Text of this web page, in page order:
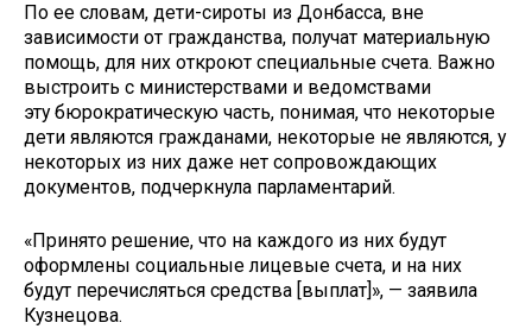
По ее словам, дети-сироты из Донбасса, вне
зависимости от гражданства, получат материальную
помощь, для них откроют специальные счета. Важно
выстроить с министерствами и ведомствами
эту бюрократическую часть, понимая, что некоторые
дети являются гражданами, некоторые не являются, у
некоторых из них даже нет сопровождающих
документов, подчеркнула парламентарий.
«Принято решение, что на каждого из них будут
оформлены социальные лицевые счета, и на них
будут перечисляться средства [выплат]», — заявила
Кузнецова.